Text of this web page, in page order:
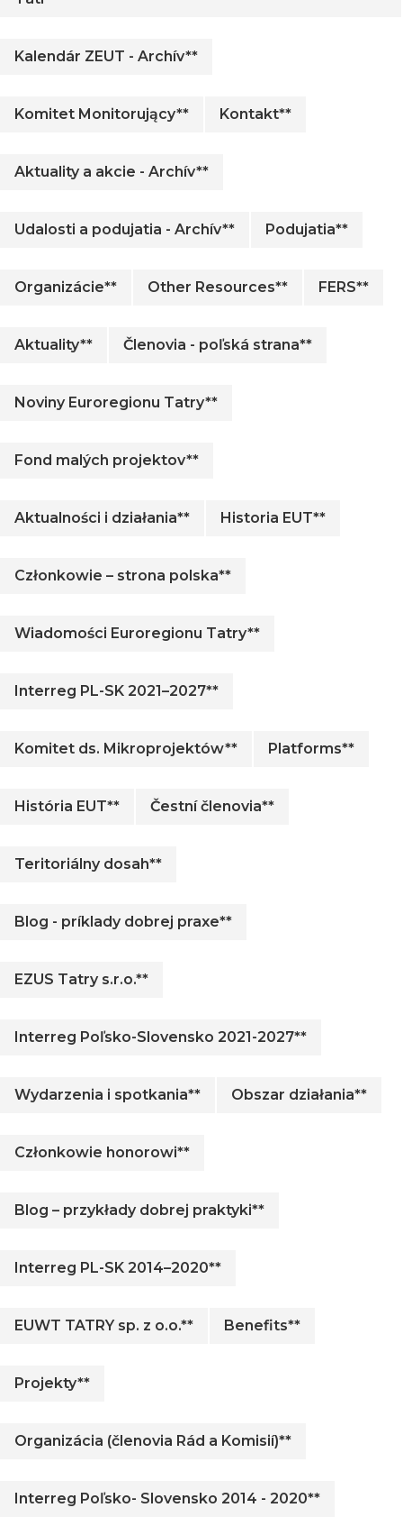
Kalendár ZEUT - Archív**
Komitet Monitorujący** Kontakt**
Aktuality a akcie - Archív**
Udalosti a podujatia - Archív** Podujatia**
Organizácie** Other Resources** FERS**
Aktuality** Členovia - poľská strana**
Noviny Euroregionu Tatry**
Fond malých projektov**
Aktualności i działania** Historia EUT**
Członkowie – strona polska**
Wiadomości Euroregionu Tatry**
Interreg PL-SK 2021–2027**
Komitet ds. Mikroprojektów** Platforms**
História EUT** Čestní členovia**
Teritoriálny dosah**
Blog - príklady dobrej praxe**
EZUS Tatry s.r.o.**
Interreg Poľsko-Slovensko 2021-2027**
Wydarzenia i spotkania** Obszar działania**
Członkowie honorowi**
Blog – przykłady dobrej praktyki**
Interreg PL-SK 2014–2020**
EUWT TATRY sp. z o.o.** Benefits**
Projekty**
Organizácia (členovia Rád a Komisií)**
Interreg Poľsko- Slovensko 2014 - 2020**